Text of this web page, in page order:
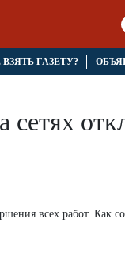
ВЗЯТЬ ГАЗЕТУ?
сетях
всех работ.